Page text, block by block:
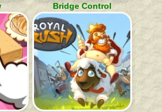
Bridge Control